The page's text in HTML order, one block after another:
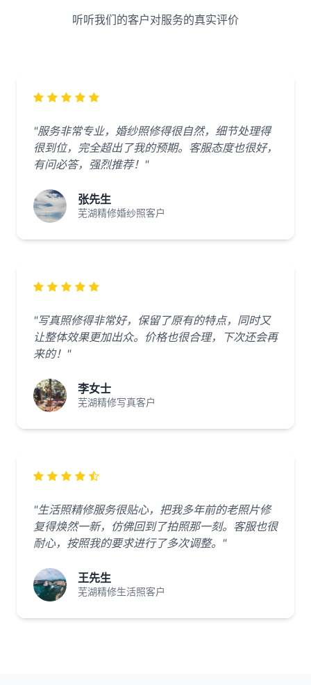
听听我们的客户对服务的真实评价
"服务非常专业，婚纱照修得很自然，细节处理得
很到位，完全超出了我的预期。客服态度也很好，
有问必答，强烈推荐！"
张先生
芜湖精修婚纱照客户
"写真照修得非常好，保留了原有的特点，同时又
让整体效果更加出众。价格也很合理，下次还会再
来的！"
李女士
芜湖精修写真客户
"生活照精修服务很贴心，把我多年前的老照片修
复得焕然一新，仿佛回到了拍照那一刻。客服也很
耐心，按照我的要求进行了多次调整。"
王先生
芜湖精修生活照客户